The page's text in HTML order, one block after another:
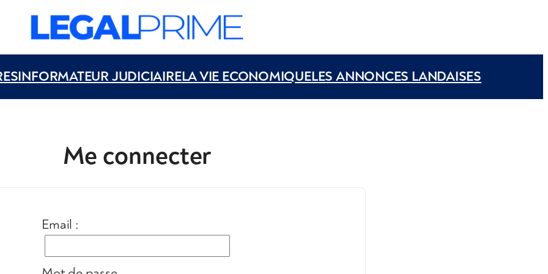
INFORMATEUR JUDICIAIRELA VIE ECONOMIQUELES ANNONCES LANDAISES
Me connecter
Email :